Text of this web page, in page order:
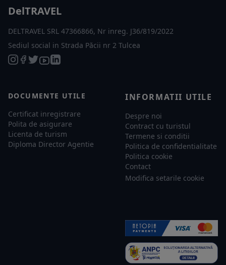
DelTRAVEL
DELTRAVEL SRL 47366866, Nr inreg. J36/819/2022
Sediul social in Strada Păcii nr 2 Tulcea
DOCUMENTE UTILE
Certificat inregistrare
Polita de asigurare
Licenta de turism
Diploma Director Agentie
INFORMATII UTILE
Despre noi
Contract cu turistul
Termene si conditii
Politica de confidentialitate
Politica cookie
Contact
Modifica setarile cookie